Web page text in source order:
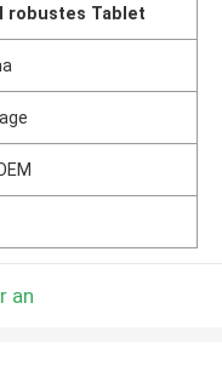
robustes Tablet
an